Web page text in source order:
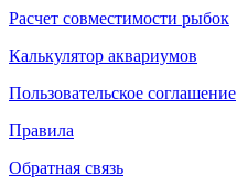
Расчет совместимости рыбок
Калькулятор аквариумов
Пользовательское соглашение
Правила
Обратная связь